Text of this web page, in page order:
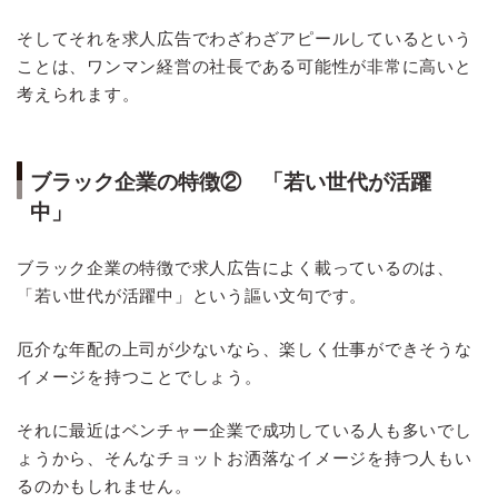
そしてそれを求人広告でわざわざアピールしているという
ことは、ワンマン経営の社長である可能性が非常に高いと
考えられます。
ブラック企業の特徴② 「若い世代が活躍
中」
ブラック企業の特徴で求人広告によく載っているのは、
「若い世代が活躍中」という謳い文句です。
厄介な年配の上司が少ないなら、楽しく仕事ができそうな
イメージを持つことでしょう。
それに最近はベンチャー企業で成功している人も多いでし
ょうから、そんなチョットお洒落なイメージを持つ人もい
るのかもしれません。